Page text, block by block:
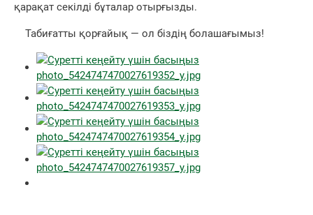
қарақат секілді бұталар отырғызды.
Табиғатты қорғайық — ол біздің болашағымыз!